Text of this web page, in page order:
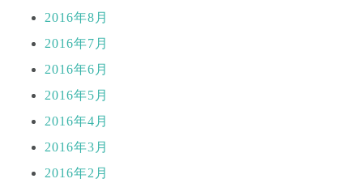
2016年8月
2016年7月
2016年6月
2016年5月
2016年4月
2016年3月
2016年2月